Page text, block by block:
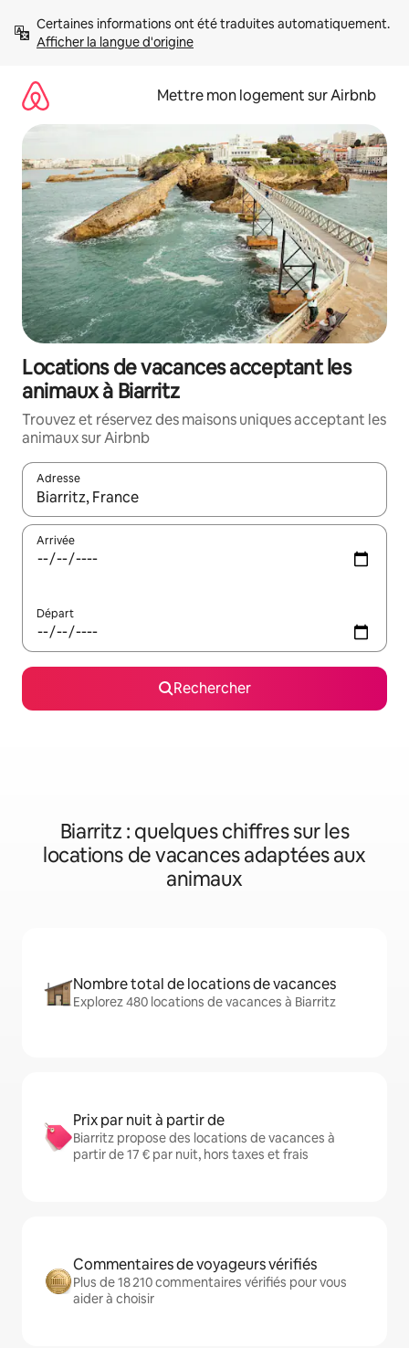
directement
Afficher la langue d'origine
Mettre mon logement sur Airbnb
Locations de vacances acceptant les
animaux à Biarritz
Trouvez et réservez des maisons uniques acceptant les
animaux sur Airbnb
Adresse
Lorsque les résultats s'affichent, utilisez les flèches vers le
Arrivée
Départ
Rechercher
Biarritz : quelques chiffres sur les
locations de vacances adaptées aux
animaux
Nombre total de locations de vacances
Explorez 480 locations de vacances à Biarritz
Prix par nuit à partir de
Biarritz propose des locations de vacances à
partir de 17 € par nuit, hors taxes et frais
Commentaires de voyageurs vérifiés
Plus de 18 210 commentaires vérifiés pour vous
aider à choisir